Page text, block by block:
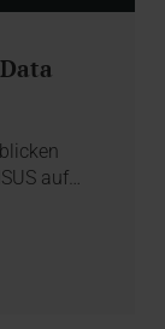
auf…